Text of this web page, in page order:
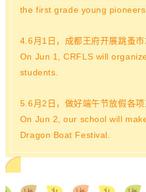
the first grade young pioneers.
4.6月1日，成都王府开展跳蚤市
On Jun 1, CRFLS will
students.
5.6月2日，做好端午节放假各项
On Jun 2, our school will
Dragon Boat Festival.